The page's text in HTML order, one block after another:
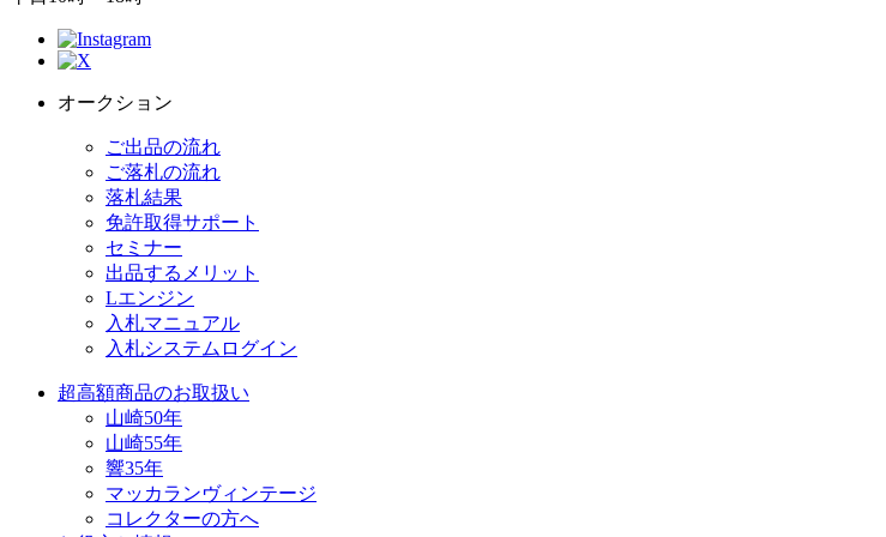
オークション
ご出品の流れ
ご落札の流れ
落札結果
免許取得サポート
セミナー
出品するメリット
Lエンジン
入札マニュアル
入札システムログイン
超高額商品のお取扱い
山崎50年
山崎55年
響35年
マッカランヴィンテージ
コレクターの方へ